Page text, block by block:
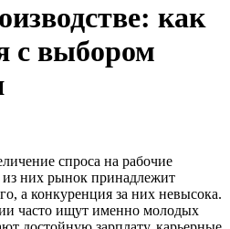
как
с выбором
спроса на рабочие
них рынок принадлежит
а конкуренция за них невысока.
часто ищут именно молодых